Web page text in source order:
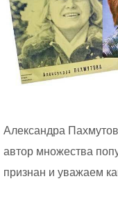
Александра
автор множества
признан и уважаем